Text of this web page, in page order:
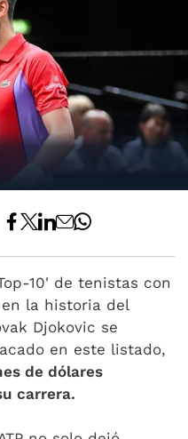
10' de tenistas con
la historia del
Djokovic se
en este listado,
de dólares
carrera.